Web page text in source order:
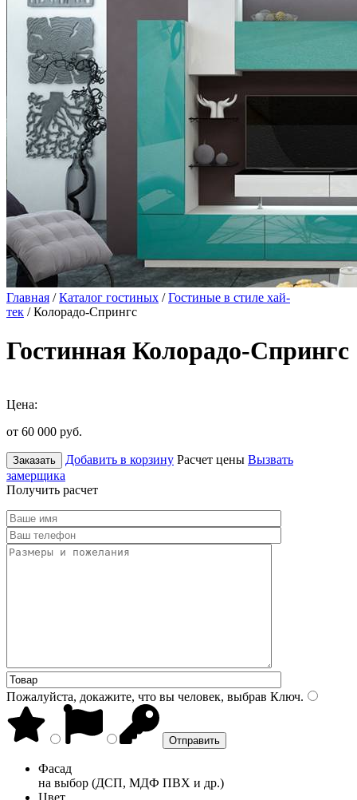
Главная /Каталог гостиных /Гостиные в стиле хай-
тек / Колорадо-Спрингс
Гостинная Колорадо-Спрингс
Цена:
от 60 000 руб.
Заказать Добавить в корзину Расчет цены Вызвать
замерщика
Получить расчет
Пожалуйста, докажите, что вы человек, выбрав Ключ.
Фасад
на выбор (ДСП, МДФ ПВХ и др.)
Цвет